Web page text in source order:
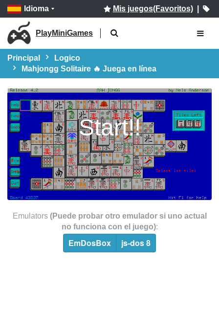
Idioma Mis juegos(Favoritos)|
PlayMiniGames
Principal
Logico
Mahjongg Solitaire 🔥 Juega en línea
Start!!
Emulators (Puede probar otro emulador si uno actual
no funciona con el juego):
EmDosBox js-dos 8